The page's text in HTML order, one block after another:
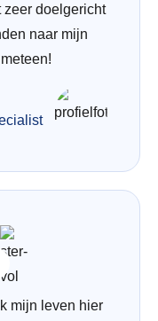
zeer doelgericht
naar mijn
mijn leven hier